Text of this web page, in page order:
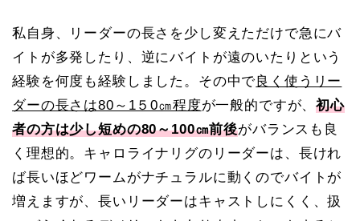
私自身、リーダーの長さを少し変えただけで急にバ
イトが多発したり、逆にバイトが遠のいたりという
経験を何度も経験しました。その中で良く使うリー
ダーの長さは80～1５0㎝程度が一般的ですが、初心
者の方は少し短めの80～100㎝前後がバランスも良
く理想的。キャロライナリグのリーダーは、長けれ
ば長いほどワームがナチュラルに動くのでバイトが
増えますが、長いリーダーはキャストしにくく、扱